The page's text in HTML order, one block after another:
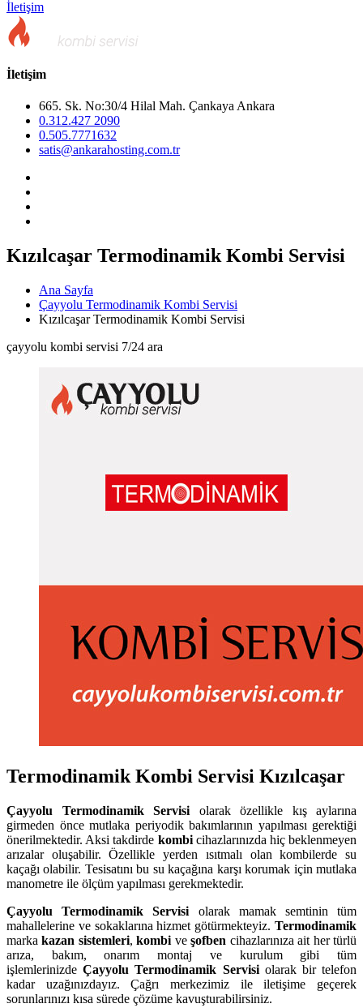
İletişim
İletişim
665. Sk. No:30/4 Hilal Mah. Çankaya Ankara
0.312.427 2090
0.505.7771632
satis@ankarahosting.com.tr
Kızılcaşar Termodinamik Kombi Servisi
Ana Sayfa
Çayyolu Termodinamik Kombi Servisi
Kızılcaşar Termodinamik Kombi Servisi
çayyolu kombi servisi 7/24 ara
Termodinamik Kombi Servisi Kızılcaşar
Çayyolu Termodinamik Servisi olarak özellikle kış aylarına
girmeden önce mutlaka periyodik bakımlarının yapılması gerektiği
önerilmektedir. Aksi takdirde kombicihazlarınızda hiç beklenmeyen
arızalar oluşabilir. Özellikle yerden ısıtmalı olan kombilerde su
kaçağı olabilir. Tesisatını bu su kaçağına karşı korumak için mutlaka
manometre ile ölçüm yapılması gerekmektedir.
ÇayyoluTermodinamik Servisi olarak mamak semtinin tüm
mahallelerine ve sokaklarına hizmet götürmekteyiz. Termodinamik
markakazan sistemleri,kombi veşofben cihazlarınıza ait her türlü
arıza, bakım, onarım montaj ve kurulum gibi tüm
işlemlerinizdeÇayyoluTermodinamik Servisi olarak bir telefon
kadar uzağınızdayız. Çağrı merkezimiz ile iletişime geçerek
sorunlarınızı kısa sürede çözüme kavuşturabilirsiniz.